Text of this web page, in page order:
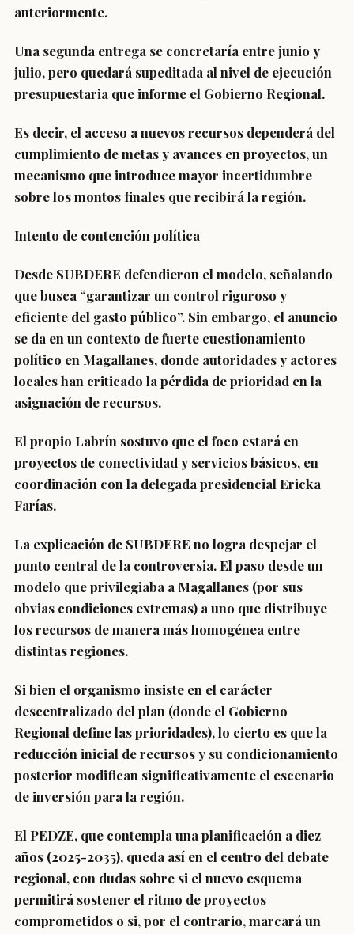
anteriormente.
Una segunda entrega se concretaría entre junio y
julio, pero quedará supeditada al nivel de ejecución
presupuestaria que informe el Gobierno Regional.
Es decir, el acceso a nuevos recursos dependerá del
cumplimiento de metas y avances en proyectos, un
mecanismo que introduce mayor incertidumbre
sobre los montos finales que recibirá la región.
Intento de contención política
Desde SUBDERE defendieron el modelo, señalando
que busca “garantizar un control riguroso y
eficiente del gasto público”. Sin embargo, el anuncio
se da en un contexto de fuerte cuestionamiento
político en Magallanes, donde autoridades y actores
locales han criticado la pérdida de prioridad en la
asignación de recursos.
El propio Labrín sostuvo que el foco estará en
proyectos de conectividad y servicios básicos, en
coordinación con la delegada presidencial Ericka
Farías.
La explicación de SUBDERE no logra despejar el
punto central de la controversia. El paso desde un
modelo que privilegiaba a Magallanes (por sus
obvias condiciones extremas) a uno que distribuye
los recursos de manera más homogénea entre
distintas regiones.
Si bien el organismo insiste en el carácter
descentralizado del plan (donde el Gobierno
Regional define las prioridades), lo cierto es que la
reducción inicial de recursos y su condicionamiento
posterior modifican significativamente el escenario
de inversión para la región.
El PEDZE, que contempla una planificación a diez
años (2025-2035), queda así en el centro del debate
regional, con dudas sobre si el nuevo esquema
permitirá sostener el ritmo de proyectos
comprometidos o si, por el contrario, marcará un